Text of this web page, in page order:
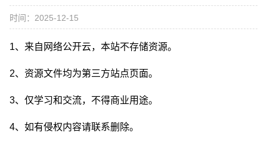
时间：2025-12-15
1、来自网络公开云，本站不存储资源。
2、资源文件均为第三方站点页面。
3、仅学习和交流，不得商业用途。
4、如有侵权内容请联系删除。